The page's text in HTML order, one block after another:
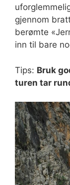
gjennom
berømte
inn til bare
Tips: Bruk
turen tar